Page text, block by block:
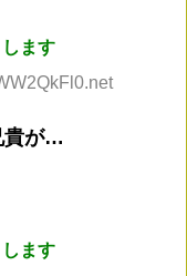
ます
貴が…
ます